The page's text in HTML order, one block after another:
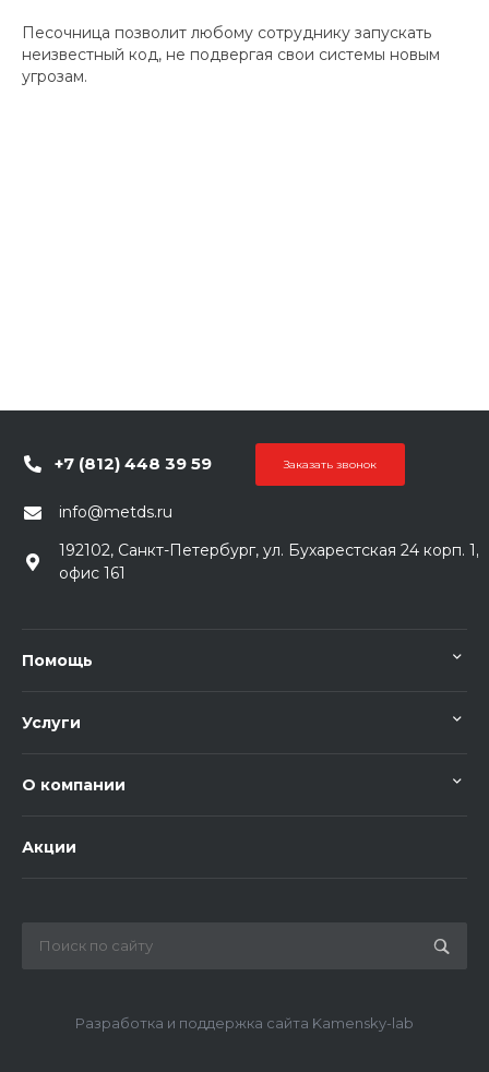
Песочница позволит любому сотруднику запускать
неизвестный код, не подвергая свои системы новым
угрозам.
+7 (812) 448 39 59 Заказать звонок
info@metds.ru
192102, Санкт-Петербург, ул. Бухарестская 24 корп. 1,
офис 161
Помощь
Услуги
О компании
Акции
Разработка и поддержка сайта Kamensky-lab